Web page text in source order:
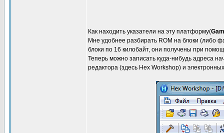
Как находить указатели на эту платформу(
Мне удобнее разбирать ROM на блоки (либо
блоки по 16 килобайт, они получены при
Теперь можно записать куда-нибудь адреса
редактора (здесь Hex Workshop) и